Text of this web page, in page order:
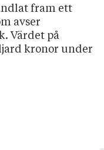
fram ett
avser
Värdet på
kronor under